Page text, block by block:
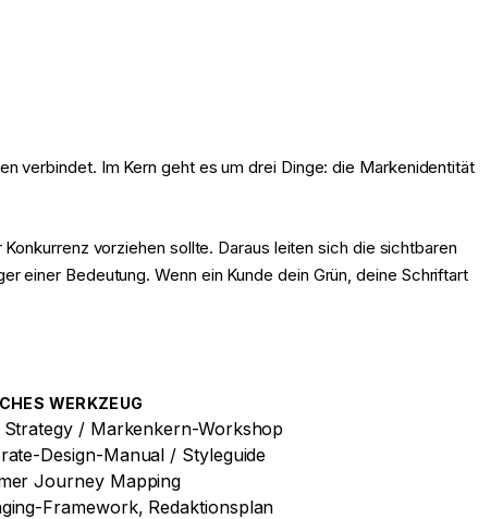
verbindet. Im Kern geht es um drei Dinge: die Markenidentität
vorziehen sollte. Daraus leiten sich die sichtbaren
einer Bedeutung. Wenn ein Kunde dein Grün, deine Schriftart
WERKZEUG
Strategy / Markenkern-Workshop
Design-Manual / Styleguide
Journey Mapping
Framework, Redaktionsplan